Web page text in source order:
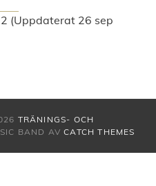
(Uppdaterat 26 sep
TRÄNINGS- OCH
BAND AVCATCH THEMES